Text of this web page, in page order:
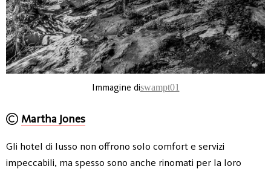
Immagine diswampt01
Martha Jones
Gli hotel di lusso non offrono solo comfort e servizi
impeccabili, ma spesso sono anche rinomati per la loro